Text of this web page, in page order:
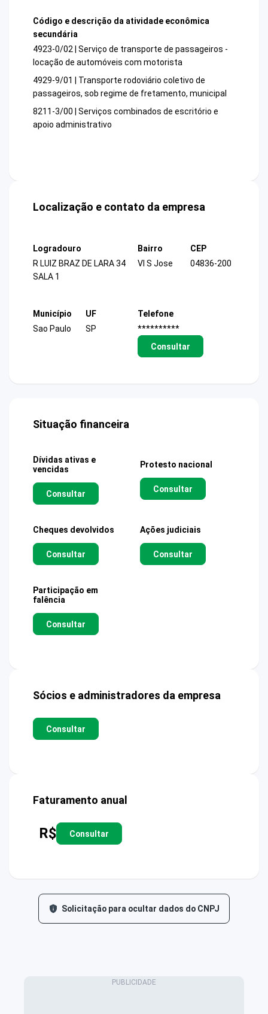
Código e descrição da atividade econômica
secundária
4923-0/02 | Serviço de transporte de passageiros -
locação de automóveis com motorista
4929-9/01 | Transporte rodoviário coletivo de
passageiros, sob regime de fretamento, municipal
8211-3/00 | Serviços combinados de escritório e
apoio administrativo
Localização e contato da empresa
Logradouro
R LUIZ BRAZ DE LARA 34
SALA 1
Bairro
Vl S Jose
CEP
04836-200
Município
Sao Paulo
UF
SP
Telefone
**********
Consultar
Situação financeira
Dívidas ativas e
vencidas
Consultar
Protesto nacional
Consultar
Cheques devolvidos
Consultar
Ações judiciais
Consultar
Participação em
falência
Consultar
Sócios e administradores da empresa
Consultar
Faturamento anual
R$ Consultar
Solicitação para ocultar dados do CNPJ